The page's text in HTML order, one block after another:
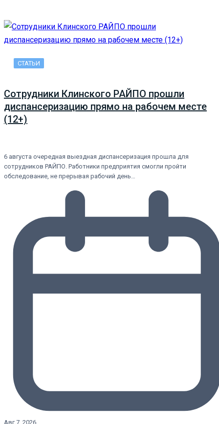
СТАТЬИ
Сотрудники Клинского РАЙПО прошли
диспансеризацию прямо на рабочем месте
(12+)
6 августа очередная выездная диспансеризация прошла для
сотрудников РАЙПО. Работники предприятия смогли пройти
обследование, не прерывая рабочий день…
Авг 7, 2026